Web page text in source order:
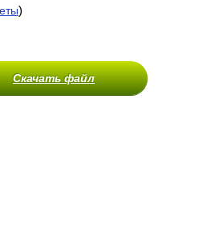
)
Скачать файл